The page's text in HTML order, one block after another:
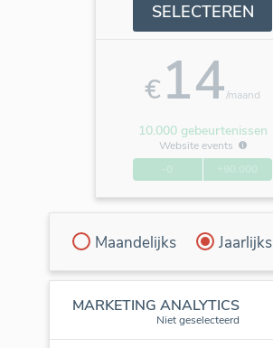
SELECTEREN
€14/maand
10.000 gebeurtenissen
Website events
Maandelijks Jaarlijks
MARKETING ANALYTICS
Niet geselecteerd